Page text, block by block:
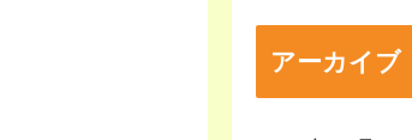
アーカイブ